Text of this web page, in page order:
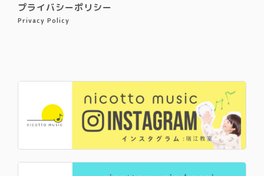
プライバシーポリシー
Privacy Policy